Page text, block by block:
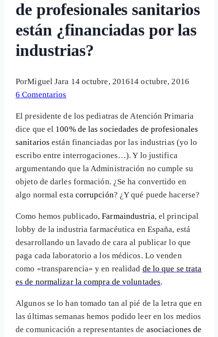
de profesionales sanitarios
están ¿financiadas por las
industrias?
PorMiguel Jara 14 octubre, 201614 octubre, 2016
6 Comentarios
El presidente de los pediatras de Atención Primaria
dice que el 100% de las sociedades de profesionales
sanitarios están financiadas por las industrias (yo lo
escribo entre interrogaciones…). Y lo justifica
argumentando que la Administración no cumple su
objeto de darles formación. ¿Se ha convertido en
algo normal esta corrupción? ¿Y qué puede hacerse?
Como hemos publicado,Farmaindustria, el principal
lobby de la industria farmacéutica en España, está
desarrollando un lavado de cara al publicar lo que
paga cada laboratorio a los médicos. Lo venden
como «transparencia» y en realidad de lo que se trata
es de normalizar la compra de voluntades.
Algunos se lo han tomado tan al pié de la letra que en
las últimas semanas hemos podido leer en los medios
de comunicación a representantes de asociaciones de